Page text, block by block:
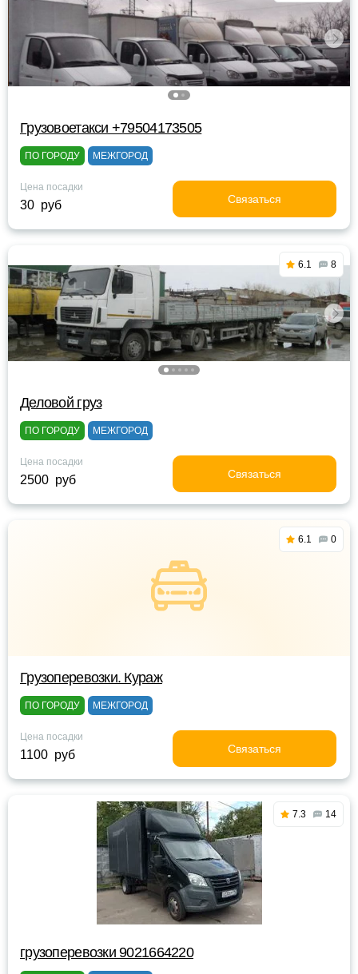
Грузовоетакси +79504173505
ПО ГОРОДУ МЕЖГОРОД
Цена посадки
30 руб Связаться
6.1 8
Деловой груз
ПО ГОРОДУ МЕЖГОРОД
Цена посадки
2500 руб Связаться
6.1 0
Грузоперевозки. Кураж
ПО ГОРОДУ МЕЖГОРОД
Цена посадки
1100 руб Связаться
7.3 14
грузоперевозки 9021664220